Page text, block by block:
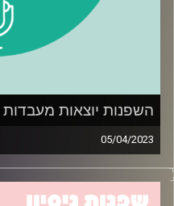
השפנות יוצאות מעבדות
05/04/2023
השפנות בפרק ספיישל
שלהן מעבדות לחירות –